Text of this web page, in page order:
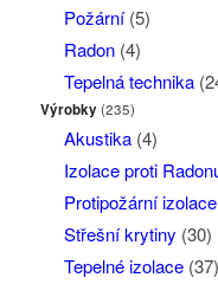
Požární(5)
Radon(4)
Tepelná technika
Výrobky(235)
Akustika(4)
Izolace proti
Protipožární izolace
Střešní krytiny (30)
Tepelné izolace(37)